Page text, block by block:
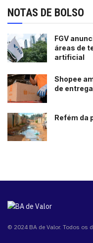
NOTAS DE BOLSO
FGV
áreas de
artificial
Shopee
de
Refém da
© 2024 BA de Valor. Todos os